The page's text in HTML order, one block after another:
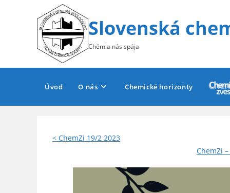
Slovenská
Chémia nás spája
Úvod O nás Chemické horizonty
< ChemZi 19/2 2023
ChemZi